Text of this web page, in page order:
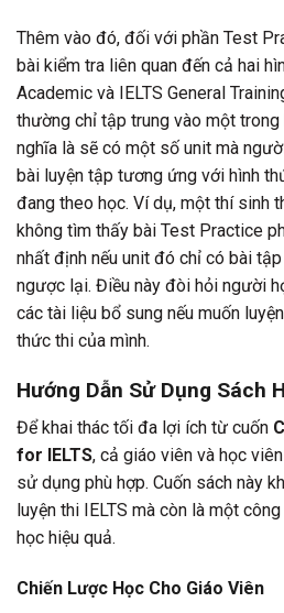
Thêm vào đó, đối với phần Test
bài kiểm tra liên quan đến cả hai
Academic và IELTS General
thường chỉ tập trung vào một
nghĩa là sẽ có một số unit mà
bài luyện tập tương ứng với hình
đang theo học. Ví dụ, một thí sinh
không tìm thấy bài Test Practice
nhất định nếu unit đó chỉ có bài
ngược lại. Điều này đòi hỏi người
các tài liệu bổ sung nếu muốn
thức thi của mình.
Hướng Dẫn Sử Dụng Sách
Để khai thác tối đa lợi ích từ cuốn
for IELTS, cả giáo viên và học
sử dụng phù hợp. Cuốn sách này
luyện thi IELTS mà còn là một
học hiệu quả.
Chiến Lược Học Cho Giáo Viên